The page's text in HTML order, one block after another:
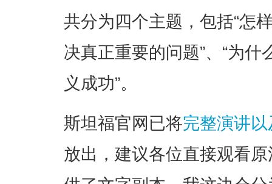
共分为四个主题，包括“怎
决真正重要的问题”、“为什
义成功”。
斯坦福官网已将完整演讲
放出，建议各位直接观看